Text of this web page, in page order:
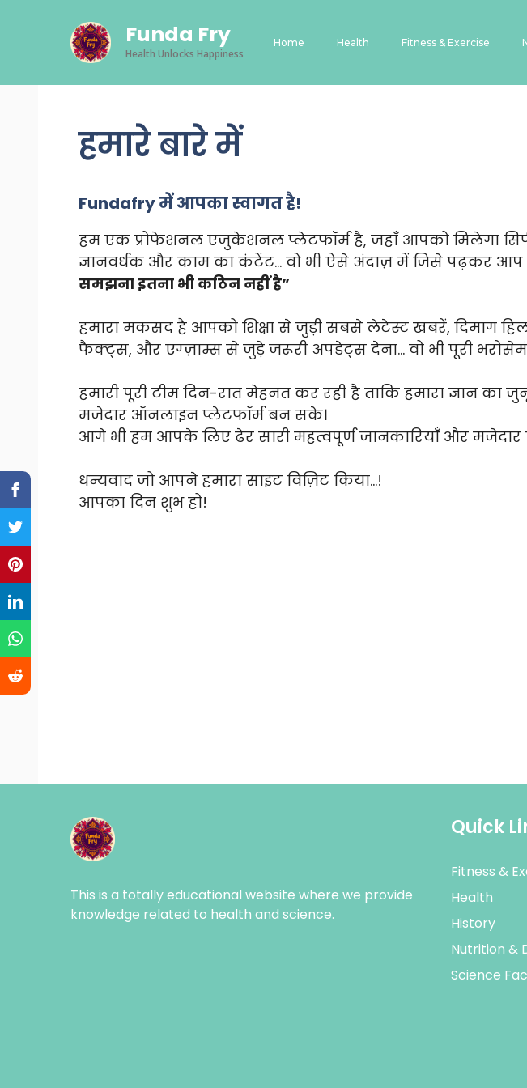
Funda Fry
Health Unlocks Happiness
Home Health Fitness & Exercise
हमारे बारे में
Fundafry में आपका स्वागत है!
हम एक प्रोफेशनल एजुकेशनल प्लेटफॉर्म है, जहाँ आपको मिलेगा
ज्ञानवर्धक और काम का कंटेंट… वो भी ऐसे अंदाज़ में जिसे पढ़कर
समझना इतना भी कठिन नहीं है”
हमारा मकसद है आपको शिक्षा से जुड़ी सबसे लेटेस्ट खबरें, दिमाग
फैक्ट्स, और एग्ज़ाम्स से जुड़े जरूरी अपडेट्स देना… वो भी पूरी
हमारी पूरी टीम दिन-रात मेहनत कर रही है ताकि हमारा ज्ञान
मजेदार ऑनलाइन प्लेटफॉर्म बन सके।
आगे भी हम आपके लिए ढेर सारी महत्वपूर्ण जानकारियाँ और मजेदार
धन्यवाद जो आपने हमारा साइट विज़िट किया…!
आपका दिन शुभ हो!
This is a totally educational website where we provide
knowledge related to health and science.
Quick
Fitness &
Health
History
Nutrition &
Science